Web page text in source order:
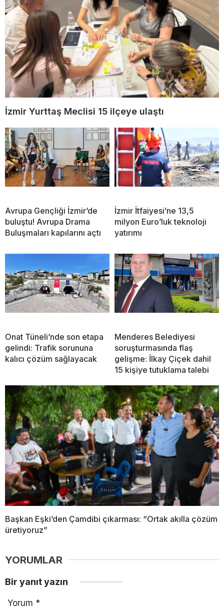
İzmir Yurttaş Meclisi 15 ilçeye ulaştı
Avrupa Gençliği İzmir’de
buluştu! Avrupa Drama
Buluşmaları kapılarını açtı
İzmir İtfaiyesi’ne 13,5
milyon Euro’luk teknoloji
yatırımı
Onat Tüneli’nde son etapa
gelindi: Trafik sorununa
kalıcı çözüm sağlayacak
Menderes Belediyesi
soruşturmasında flaş
gelişme: İlkay Çiçek dahil
15 kişiye tutuklama talebi
Başkan Eşki’den Çamdibi çıkarması: “Ortak akılla çözüm
üretiyoruz”
YORUMLAR
Bir yanıt yazın
Yorum *